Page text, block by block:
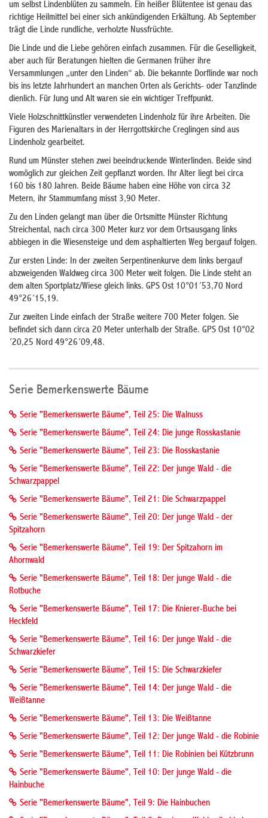
um selbst Lindenblüten zu sammeln. Ein heißer Blütentee ist genau das
richtige Heilmittel bei einer sich ankündigenden Erkältung. Ab September
trägt die Linde rundliche, verholzte Nussfrüchte.
Die Linde und die Liebe gehören einfach zusammen. Für die Geselligkeit,
aber auch für Beratungen hielten die Germanen früher ihre
Versammlungen „unter den Linden“ ab. Die bekannte Dorflinde war noch
bis ins letzte Jahrhundert an manchen Orten als Gerichts- oder Tanzlinde
dienlich. Für Jung und Alt waren sie ein wichtiger Treffpunkt.
Viele Holzschnittkünstler verwendeten Lindenholz für ihre Arbeiten. Die
Figuren des Marienaltars in der Herrgottskirche Creglingen sind aus
Lindenholz gearbeitet.
Rund um Münster stehen zwei beeindruckende Winterlinden. Beide sind
womöglich zur gleichen Zeit gepflanzt worden. Ihr Alter liegt bei circa
160 bis 180 Jahren. Beide Bäume haben eine Höhe von circa 32
Metern, ihr Stammumfang misst 3,90 Meter.
Zu den Linden gelangt man über die Ortsmitte Münster Richtung
Streichental, nach circa 300 Meter kurz vor dem Ortsausgang links
abbiegen in die Wiesensteige und dem asphaltierten Weg bergauf folgen.
Zur ersten Linde: In der zweiten Serpentinenkurve dem links bergauf
abzweigenden Waldweg circa 300 Meter weit folgen. Die Linde steht an
dem alten Sportplatz/Wiese gleich links. GPS Ost 10°01´53,70 Nord
49°26´15,19.
Zur zweiten Linde einfach der Straße weitere 700 Meter folgen. Sie
befindet sich dann circa 20 Meter unterhalb der Straße. GPS Ost 10°02
´20,25 Nord 49°26´09,48.
Serie Bemerkenswerte Bäume
Serie "Bemerkenswerte Bäume", Teil 25: Die Walnuss
Serie "Bemerkenswerte Bäume", Teil 24: Die junge Rosskastanie
Serie "Bemerkenswerte Bäume", Teil 23: Die Rosskastanie
Serie "Bemerkenswerte Bäume", Teil 22: Der junge Wald - die
Schwarzpappel
Serie "Bemerkenswerte Bäume", Teil 21: Die Schwarzpappel
Serie "Bemerkenswerte Bäume", Teil 20: Der junge Wald - der
Spitzahorn
Serie "Bemerkenswerte Bäume", Teil 19: Der Spitzahorn im
Ahornwald
Serie "Bemerkenswerte Bäume", Teil 18: Der junge Wald - die
Rotbuche
Serie "Bemerkenswerte Bäume", Teil 17: Die Knierer-Buche bei
Heckfeld
Serie "Bemerkenswerte Bäume", Teil 16: Der junge Wald - die
Schwarzkiefer
Serie "Bemerkenswerte Bäume", Teil 15: Die Schwarzkiefer
Serie "Bemerkenswerte Bäume", Teil 14: Der junge Wald - die
Weißtanne
Serie "Bemerkenswerte Bäume", Teil 13: Die Weißtanne
Serie "Bemerkenswerte Bäume", Teil 12: Der junge Wald - die Robinie
Serie "Bemerkenswerte Bäume", Teil 11: Die Robinien bei Kützbrunn
Serie "Bemerkenswerte Bäume", Teil 10: Der junge Wald - die
Hainbuche
Serie "Bemerkenswerte Bäume", Teil 9: Die Hainbuchen